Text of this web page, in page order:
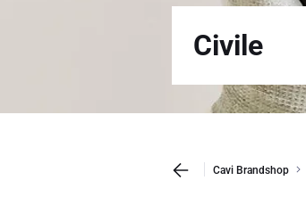
Civile
Cavi Brandshop